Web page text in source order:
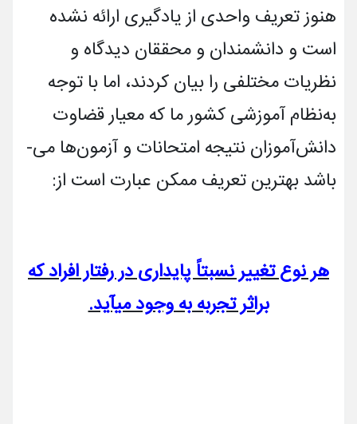
هنوز تعریف واحدی از یادگیری ارائه نشده
است و دانشمندان و محققان دیدگاه و
نظریات مختلفی را بیان کردند، اما با توجه
به‌نظام آموزشی کشور ما که معیار قضاوت
دانش­آموزان نتیجه امتحانات و آزمون­ها می­
باشد بهترین تعریف ممکن عبارت است از:
هر نوع تغییر نسبتاً پایداری در رفتار افراد که
براثر تجربه به وجود می­آید.